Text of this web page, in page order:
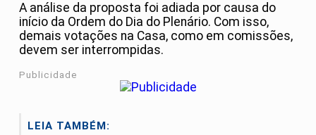
A análise da proposta foi adiada por causa do
início da Ordem do Dia do Plenário. Com isso,
demais votações na Casa, como em comissões,
devem ser interrompidas.
Publicidade
LEIA TAMBÉM: